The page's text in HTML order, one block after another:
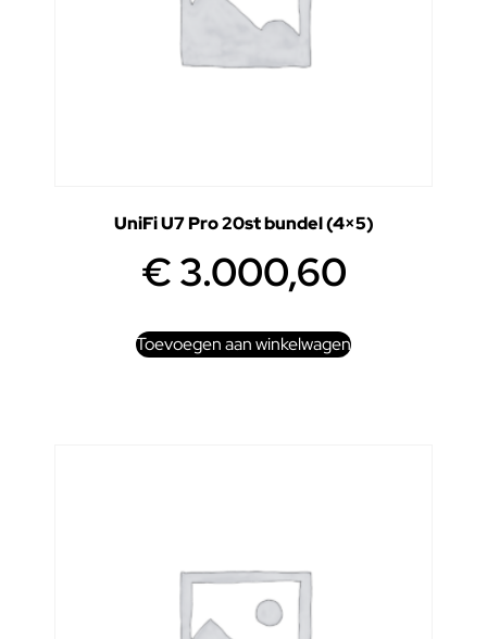
UniFi U7 Pro 20st bundel (4×5)
€3.000,60
Toevoegen aan winkelwagen